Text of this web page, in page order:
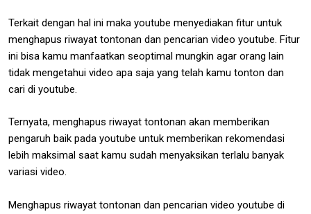
Terkait dengan hal ini maka youtube menyediakan fitur untuk
menghapus riwayat tontonan dan pencarian video youtube. Fitur
ini bisa kamu manfaatkan seoptimal mungkin agar orang lain
tidak mengetahui video apa saja yang telah kamu tonton dan
cari di youtube.
Ternyata, menghapus riwayat tontonan akan memberikan
pengaruh baik pada youtube untuk memberikan rekomendasi
lebih maksimal saat kamu sudah menyaksikan terlalu banyak
variasi video.
Menghapus riwayat tontonan dan pencarian video youtube di